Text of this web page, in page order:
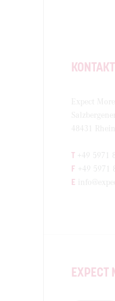
KONTAKT
Expect
48431 Rheine
T +49 5971
F +49 5971
E
EXPECT